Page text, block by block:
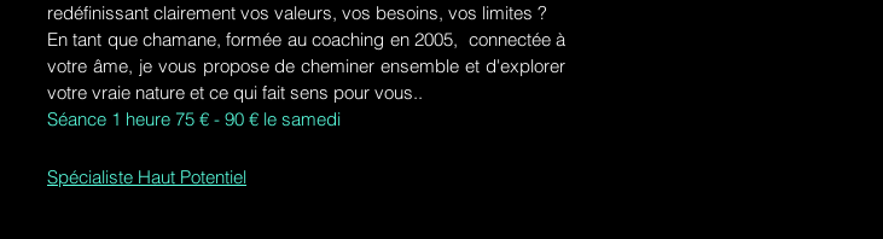
redéfinissant clairement vos valeurs, vos besoins, vos limites ?
En tant que chamane, formée au coaching en 2005, connectée à
votre âme, je vous propose de cheminer ensemble et d'explorer
votre vraie nature et ce qui fait sens pour vous..
Séance 1 heure 75 € - 90 € le samedi
Spécialiste Haut Potentiel